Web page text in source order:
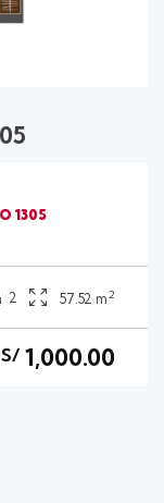
1305
2 57.52 m2
S/1,000.00